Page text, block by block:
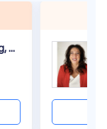
Lebensberatung Seelenweg, Heilpraktiker für Psychotherapie